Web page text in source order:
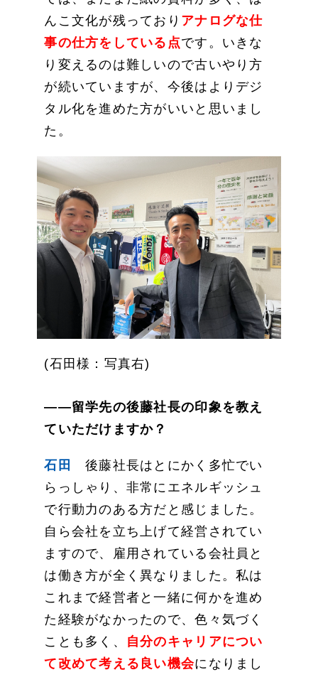
んこ文化が残っており アナログな仕
事の仕方をしている点です。いきな
り変えるのは難しいので古いやり方
が続いていますが、今後はよりデジ
タル化を進めた方がいいと思いまし
た。
(石田様：写真右)
——留学先の後藤社長の印象を教え
ていただけますか？
石田
後藤社長はとにかく多忙でい
らっしゃり、非常にエネルギッシュ
で行動力のある方だと感じました。
自ら会社を立ち上げて経営されてい
ますので、雇用されている会社員と
は働き方が全く異なりました。私は
これまで経営者と一緒に何かを進め
た経験がなかったので、色々気づく
ことも多く、
自分のキャリアについ
て改めて考える良い機会になりまし